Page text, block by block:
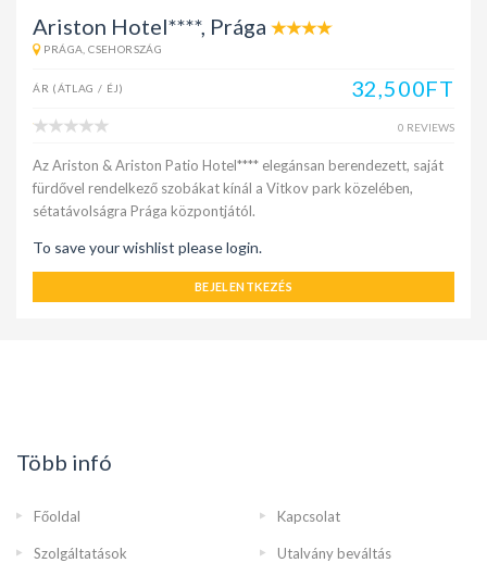
Ariston Hotel****, Prága
PRÁGA, CSEHORSZÁG
ÁR (ÁTLAG / ÉJ) 32,500FT
0 REVIEWS
Az Ariston & Ariston Patio Hotel**** elegánsan berendezett, saját
fürdővel rendelkező szobákat kínál a Vitkov park közelében,
sétatávolságra Prága központjától.
To save your wishlist please login.
BEJELENTKEZÉS
Több infó
Főoldal Kapcsolat
Szolgáltatások Utalvány beváltás